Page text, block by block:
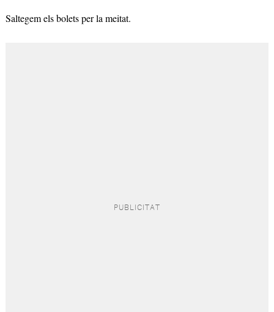
Saltegem els bolets per la meitat.